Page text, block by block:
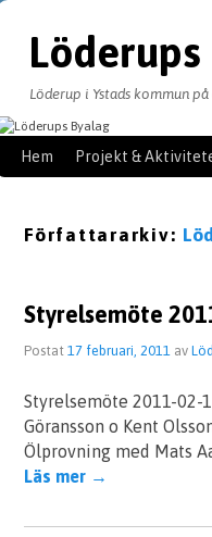
Löderups
Löderup i Ystads kommun
Hem Projekt &
Författararkiv:
Styrelsemöte
Postat 17 februari, 2011 av
Styrelsemöte 2011-02-
Göransson o Kent
Ölprovning med Mats
Läs mer →